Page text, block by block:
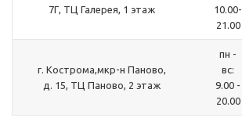
7Г, ТЦ Галерея, 1 этаж
10.00-
21.00
г. Кострома,мкр-н Паново,
д. 15, ТЦ Паново, 2 этаж
пн -
вс:
9.00 -
20.00